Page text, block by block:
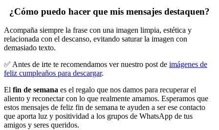
¿Cómo puedo hacer que mis mensajes destaquen?
Acompaña siempre la frase con una imagen limpia, estética y
relacionada con el descanso, evitando saturar la imagen con
demasiado texto.
✅ Antes de irte te recomendamos ver nuestro post de imágenes de
feliz cumpleaños para descargar.
El fin de semana es el regalo que nos damos para recuperar el
aliento y reconectar con lo que realmente amamos. Esperamos que
estos mensajes de feliz fin de semana te ayuden a ser ese contacto
que aporta luz y positividad a los grupos de WhatsApp de tus
amigos y seres queridos.